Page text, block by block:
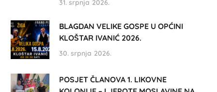
31. srpnja 2026.
BLAGDAN VELIKE GOSPE U OPĆINI
KLOŠTAR IVANIĆ 2026.
30. srpnja 2026.
POSJET ČLANOVA 1. LIKOVNE